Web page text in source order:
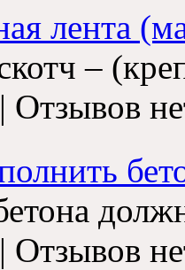
лента
–
Отзывов
Отзывов